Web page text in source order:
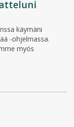
käymäni
-ohjelmassa.
myös